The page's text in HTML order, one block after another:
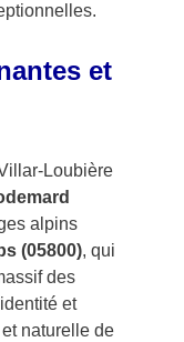
et
Loubière
alpins
(05800), qui
des
et
naturelle de